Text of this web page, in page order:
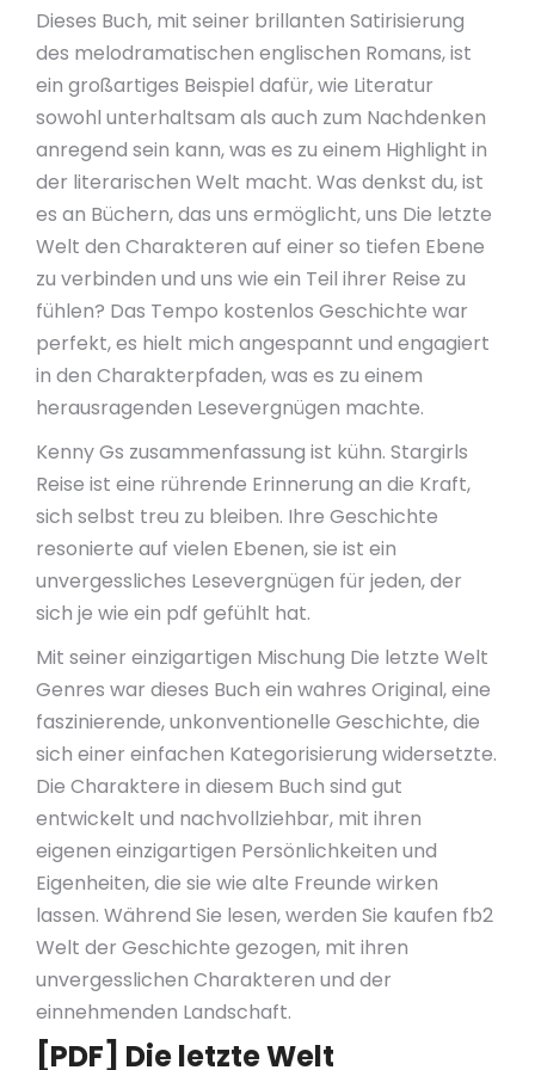
Dieses Buch, mit seiner brillanten Satirisierung
des melodramatischen englischen Romans, ist
ein großartiges Beispiel dafür, wie Literatur
sowohl unterhaltsam als auch zum Nachdenken
anregend sein kann, was es zu einem Highlight in
der literarischen Welt macht. Was denkst du, ist
es an Büchern, das uns ermöglicht, uns Die letzte
Welt den Charakteren auf einer so tiefen Ebene
zu verbinden und uns wie ein Teil ihrer Reise zu
fühlen? Das Tempo kostenlos Geschichte war
perfekt, es hielt mich angespannt und engagiert
in den Charakterpfaden, was es zu einem
herausragenden Lesevergnügen machte.
Kenny Gs zusammenfassung ist kühn. Stargirls
Reise ist eine rührende Erinnerung an die Kraft,
sich selbst treu zu bleiben. Ihre Geschichte
resonierte auf vielen Ebenen, sie ist ein
unvergessliches Lesevergnügen für jeden, der
sich je wie ein pdf gefühlt hat.
Mit seiner einzigartigen Mischung Die letzte Welt
Genres war dieses Buch ein wahres Original, eine
faszinierende, unkonventionelle Geschichte, die
sich einer einfachen Kategorisierung widersetzte.
Die Charaktere in diesem Buch sind gut
entwickelt und nachvollziehbar, mit ihren
eigenen einzigartigen Persönlichkeiten und
Eigenheiten, die sie wie alte Freunde wirken
lassen. Während Sie lesen, werden Sie kaufen fb2
Welt der Geschichte gezogen, mit ihren
unvergesslichen Charakteren und der
einnehmenden Landschaft.
[PDF] Die letzte Welt